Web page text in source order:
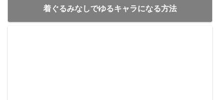
着ぐるみなしでゆるキャラになる方法